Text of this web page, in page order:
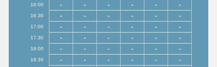
16:00 - - - - - -
16:30 - - - - - -
17:00 - - - - - -
17:30 - - - - - -
18:00 - - - - - -
18:30 - - - - - -